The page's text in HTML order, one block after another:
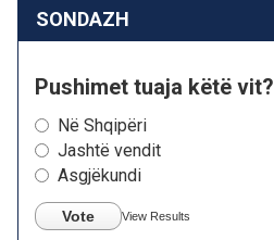
SONDAZH
Pushimet tuaja këtë vit?
Në Shqipëri
Jashtë vendit
Asgjëkundi
Vote View Results